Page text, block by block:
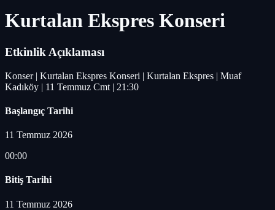
Kurtalan Ekspres Konseri
Etkinlik Açıklaması
Konser | Kurtalan Ekspres Konseri | Kurtalan Ekspres | Muaf
Kadıköy | 11 Temmuz Cmt | 21:30
Başlangıç Tarihi
11 Temmuz 2026
00:00
Bitiş Tarihi
11 Temmuz 2026